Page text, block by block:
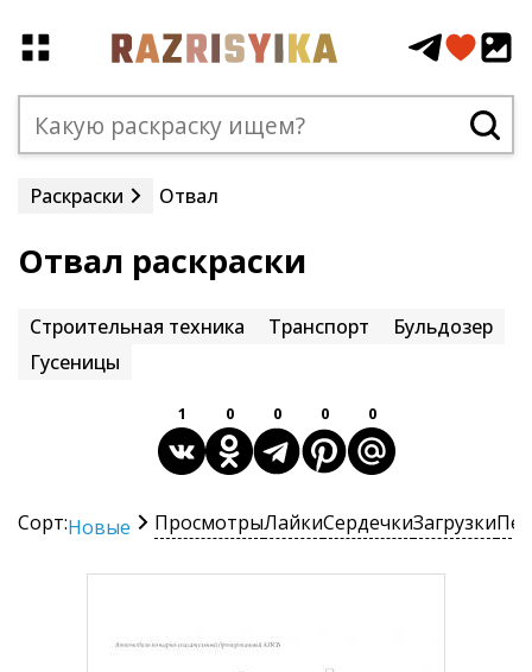
Раскраски Отвал
Отвал раскраски
Строительная техника Транспорт
Бульдозер
Гусеницы
1 0 0 0 0
Сорт:Новые ПросмотрыЛайкиСердечкиЗагрузки